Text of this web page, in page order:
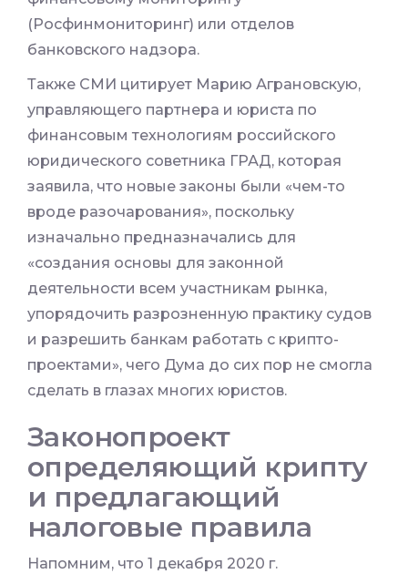
(Росфинмониторинг) или отделов
банковского надзора.
Также СМИ цитирует Марию Аграновскую,
управляющего партнера и юриста по
финансовым технологиям российского
юридического советника ГРАД, которая
заявила, что новые законы были «чем-то
вроде разочарования», поскольку
изначально предназначались для
«создания основы для законной
деятельности всем участникам рынка,
упорядочить разрозненную практику судов
и разрешить банкам работать с крипто-
проектами», чего Дума до сих пор не смогла
сделать в глазах многих юристов.
Законопроект
определяющий крипту
и предлагающий
налоговые правила
Напомним, что 1 декабря 2020 г.